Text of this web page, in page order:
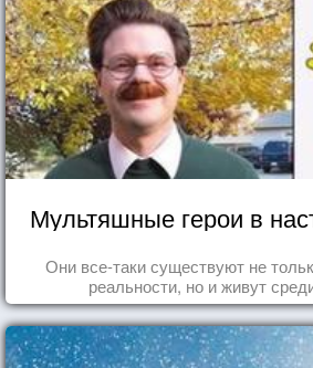
Мультяшные герои в
Они все-таки существуют не
реальности, но и живут